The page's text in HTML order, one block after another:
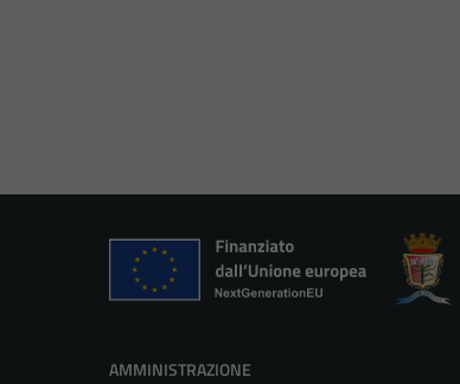
AMMINISTRAZIONE